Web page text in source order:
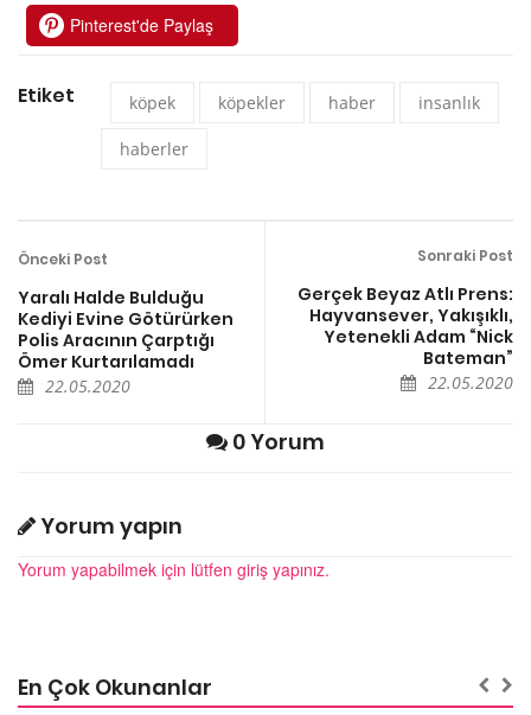
Pinterest'de Paylaş
Etiket köpek köpekler haber insanlık
haberler
Önceki Post
Yaralı Halde Bulduğu
Kediyi Evine Götürürken
Polis Aracının Çarptığı
Ömer Kurtarılamadı
22.05.2020
Sonraki Post
Gerçek Beyaz Atlı Prens:
Hayvansever, Yakışıklı,
Yetenekli Adam “Nick
Bateman”
22.05.2020
0 Yorum
Yorum yapın
Yorum yapabilmek için lütfen giriş yapınız.
En Çok Okunanlar